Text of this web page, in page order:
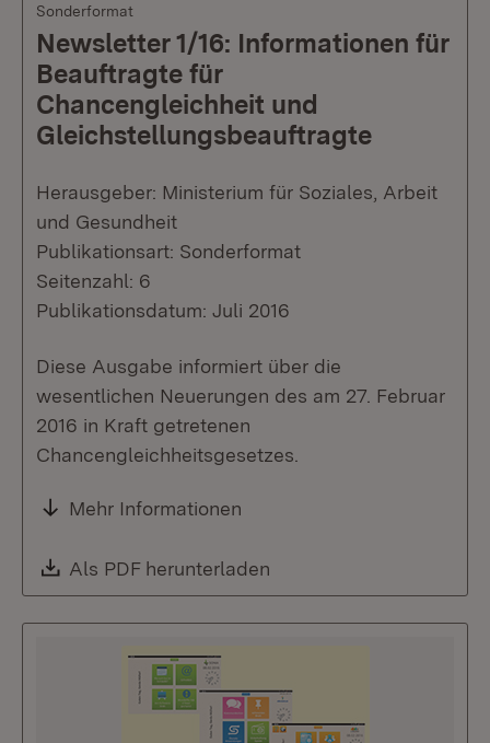
Sonderformat
Newsletter 1/16: Informationen für
Beauftragte für
Chancengleichheit und
Gleichstellungsbeauftragte
Herausgeber: Ministerium für Soziales, Arbeit
und Gesundheit
Publikationsart: Sonderformat
Seitenzahl: 6
Publikationsdatum: Juli 2016
Diese Ausgabe informiert über die
wesentlichen Neuerungen des am 27. Februar
2016 in Kraft getretenen
Chancengleichheitsgesetzes.
Mehr Informationen
Download:
Als PDF herunterladen